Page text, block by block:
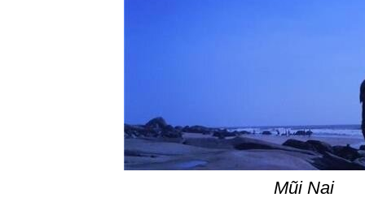
Mũi Nai